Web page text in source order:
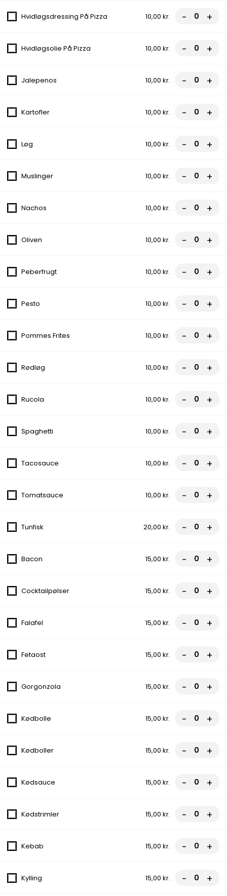
2. Vesuvio
fra 85,00 kr.
3. Hawai
fra 90,00 kr.
4. Napoli
fra
5. Pompeio
Tomatsauce, Ost, Skinke, Champignon
Tomatsauce, Ost, Skinke, Bacon,
fra 95,00 kr.
Tomatsauce, Ost, Kylling, Spaghetti, Løg,
fra 110,00 kr.
8. City Pizza
Tomatsauce, Ost, Skinke, Bacon,
fra 100,00 kr.
10. Amigos
fra 110,00 kr.
11. Vegetariana
fra 100,00 kr.
12. First Food
fra 85,00 kr.
13. Italiana
fra 90,00 kr.
14. Gourmet
fra 100,00 kr.
Hvidløgsdressing På Pizza 10,00 kr. - +
Hvidløgsolie På Pizza 10,00 kr. - +
Jalepenos 10,00 kr. - +
Kartofler 10,00 kr. - +
Løg 10,00 kr. - +
Muslinger 10,00 kr. - +
Nachos 10,00 kr. - +
Oliven 10,00 kr. - +
Peberfrugt 10,00 kr. - +
Pesto 10,00 kr. - +
Pommes Frites 10,00 kr. - +
Rødløg 10,00 kr. - +
Rucola 10,00 kr. - +
Spaghetti 10,00 kr. - +
Tacosauce 10,00 kr. - +
Tomatsauce 10,00 kr. - +
Tunfisk 20,00 kr. - +
Bacon 15,00 kr. - +
Cocktailpølser 15,00 kr. - +
Falafel 15,00 kr. - +
Fetaost 15,00 kr. - +
Gorgonzola 15,00 kr. - +
Kødbolle 15,00 kr. - +
Kødboller 15,00 kr. - +
Kødsauce 15,00 kr. - +
Kødstrimler 15,00 kr. - +
Kebab 15,00 kr. - +
Kylling 15,00 kr. - +